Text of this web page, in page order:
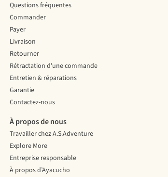
Questions fréquentes
Commander
Payer
Livraison
Retourner
Rétractation d'une commande
Entretien & réparations
Garantie
Contactez-nous
À propos de nous
Travailler chez A.S.Adventure
Explore More
Entreprise responsable
À propos d’Ayacucho